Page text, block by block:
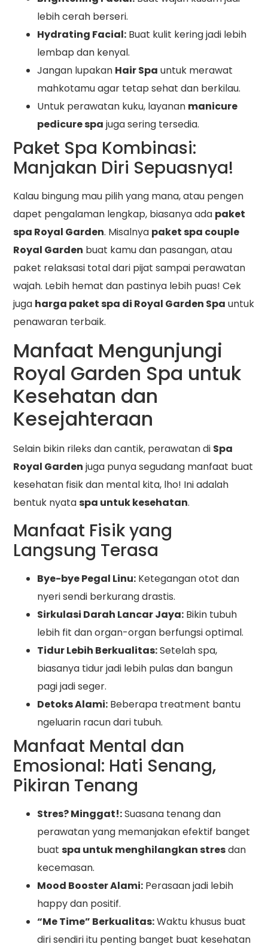
lebih cerah berseri.
Hydrating Facial: Buat kulit kering jadi lebih
lembap dan kenyal.
Jangan lupakan Hair Spa untuk merawat
mahkotamu agar tetap sehat dan berkilau.
Untuk perawatan kuku, layanan manicure
pedicure spa juga sering tersedia.
Paket Spa Kombinasi:
Manjakan Diri Sepuasnya!
Kalau bingung mau pilih yang mana, atau pengen
dapet pengalaman lengkap, biasanya ada paket
spa Royal Garden. Misalnya paket spa couple
Royal Garden buat kamu dan pasangan, atau
paket relaksasi total dari pijat sampai perawatan
wajah. Lebih hemat dan pastinya lebih puas! Cek
juga harga paket spa di Royal Garden Spa untuk
penawaran terbaik.
Manfaat Mengunjungi
Royal Garden Spa untuk
Kesehatan dan
Kesejahteraan
Selain bikin rileks dan cantik, perawatan di Spa
Royal Garden juga punya segudang manfaat buat
kesehatan fisik dan mental kita, lho! Ini adalah
bentuk nyataspa untuk kesehatan.
Manfaat Fisik yang
Langsung Terasa
Bye-bye Pegal Linu: Ketegangan otot dan
nyeri sendi berkurang drastis.
Sirkulasi Darah Lancar Jaya: Bikin tubuh
lebih fit dan organ-organ berfungsi optimal.
Tidur Lebih Berkualitas:Setelah spa,
biasanya tidur jadi lebih pulas dan bangun
pagi jadi seger.
Detoks Alami: Beberapa treatment bantu
ngeluarin racun dari tubuh.
Manfaat Mental dan
Emosional: Hati Senang,
Pikiran Tenang
Stres? Minggat!:Suasana tenang dan
perawatan yang memanjakan efektif banget
buatspa untuk menghilangkan stresdan
kecemasan.
Mood Booster Alami: Perasaan jadi lebih
happy dan positif.
“Me Time” Berkualitas:Waktu khusus buat
diri sendiri itu penting banget buat kesehatan